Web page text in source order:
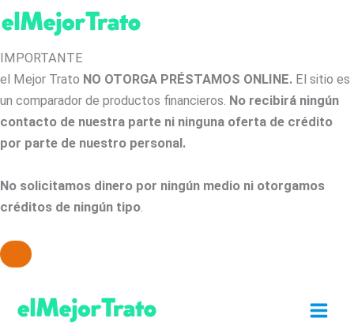
IMPORTANTE
el Mejor Trato NO OTORGA PRÉSTAMOS ONLINE. El sitio es
un comparador de productos financieros. No recibirá ningún
contacto de nuestra parte ni ninguna oferta de crédito
por parte de nuestro personal.
No solicitamos dinero por ningún medio ni otorgamos
créditos de ningún tipo.
contenido